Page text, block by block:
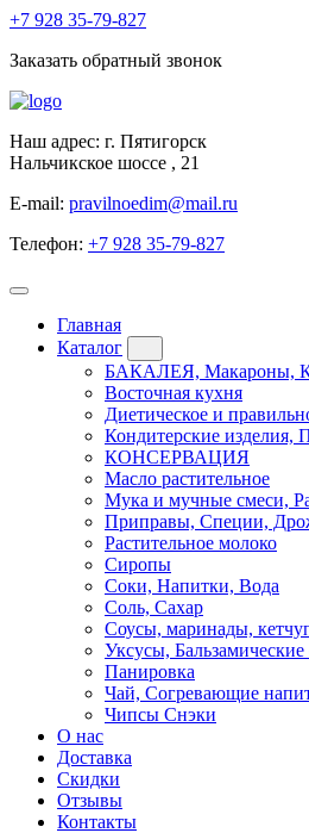
+7 928 35-79-827
Заказать обратный звонок
Наш адрес: г. Пятигорск
Нальчикское шоссе , 21
E-mail: pravilnoedim@mail.ru
Телефон: +7 928 35-79-827
Главная
Каталог
БАКАЛЕЯ, Макароны,
Восточная кухня
Диетическое и
Кондитерские изделия,
КОНСЕРВАЦИЯ
Масло растительное
Мука и мучные смеси,
Приправы, Специи,
Растительное молоко
Сиропы
Соки, Напитки, Вода
Соль, Сахар
Соусы, маринады,
Уксусы, Бальзамические
Панировка
Чай, Согревающие
Чипсы Снэки
О нас
Доставка
Скидки
Отзывы
Контакты